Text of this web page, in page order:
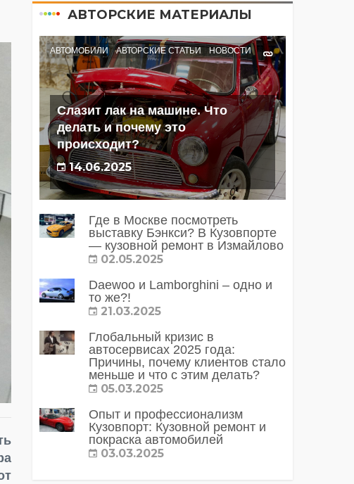
АВТОРСКИЕ МАТЕРИАЛЫ
АВТОМОБИЛИ АВТОРСКИЕ СТАТЬИ НОВОСТИ
Слазит лак на машине. Что
делать и почему это
происходит?
14.06.2025
Где в Москве посмотреть
выставку Бэнкси? В Кузовпорте
— кузовной ремонт в Измайлово
02.05.2025
Daewoo и Lamborghini – одно и
то же?!
21.03.2025
Глобальный кризис в
автосервисах 2025 года:
Причины, почему клиентов стало
меньше и что с этим делать?
05.03.2025
Опыт и профессионализм
Кузовпорт: Кузовной ремонт и
покраска автомобилей
03.03.2025